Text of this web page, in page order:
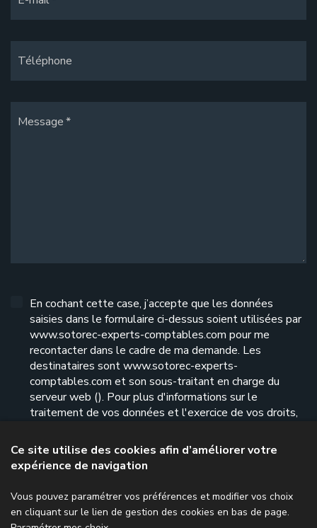
Téléphone
Message
En cochant cette case, j’accepte que les données
saisies dans le formulaire ci-dessus soient utilisées par
www.sotorec-experts-comptables.com pour me
recontacter dans le cadre de ma demande. Les
destinataires sont www.sotorec-experts-
comptables.com et son sous-traitant en charge du
serveur web (). Pour plus d'informations sur le
traitement de vos données et l'exercice de vos droits,
Envoyer le formulaire
Ce site utilise des cookies afin d’améliorer votre
expérience de navigation
Vous pouvez paramétrer vos préférences et modifier vos choix
en cliquant sur le lien de gestion des cookies en bas de page.